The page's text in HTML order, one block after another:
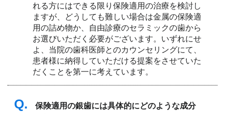
れる方にはできる限り保険適用の治療を検討し
ますが、どうしても難しい場合は金属の保険適
用の詰め物か、自由診療のセラミックの歯から
お選びいただく必要がございます。いずれにせ
よ、当院の歯科医師とのカウンセリングにて、
患者様に納得していただける提案をさせていた
だくことを第一に考えています。
Q.
保険適用の銀歯には具体的にどのような成分